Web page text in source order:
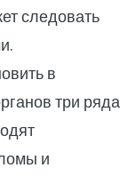
следовать
в
три ряда
и